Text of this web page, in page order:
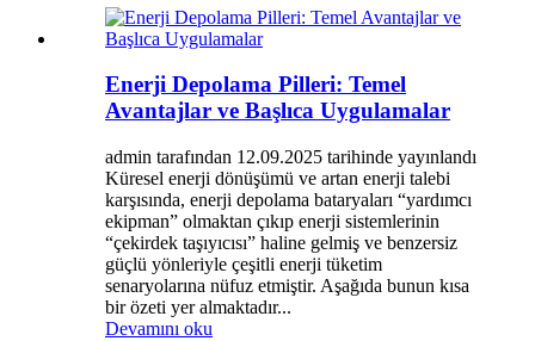
Enerji Depolama Pilleri: Temel
Avantajlar ve Başlıca Uygulamalar
admin tarafından 12.09.2025 tarihinde yayınlandı
Küresel enerji dönüşümü ve artan enerji talebi
karşısında, enerji depolama bataryaları “yardımcı
ekipman” olmaktan çıkıp enerji sistemlerinin
“çekirdek taşıyıcısı” haline gelmiş ve benzersiz
güçlü yönleriyle çeşitli enerji tüketim
senaryolarına nüfuz etmiştir. Aşağıda bunun kısa
bir özeti yer almaktadır...
Devamını oku